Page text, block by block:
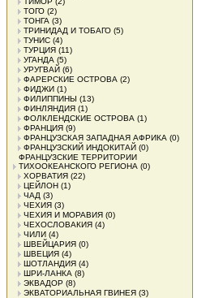
ТОГО (2)
ТОНГА (3)
ТРИНИДАД И ТОБАГО (5)
ТУНИС (4)
ТУРЦИЯ (11)
УГАНДА (5)
УРУГВАЙ (6)
ФАРЕРСКИЕ ОСТРОВА (2)
ФИДЖИ (1)
ФИЛИППИНЫ (13)
ФИНЛЯНДИЯ (1)
ФОЛКЛЕНДСКИЕ ОСТРОВА (1)
ФРАНЦИЯ (9)
ФРАНЦУЗСКАЯ ЗАПАДНАЯ АФРИКА (0)
ФРАНЦУЗСКИЙ ИНДОКИТАЙ (0)
ФРАНЦУЗСКИЕ ТЕРРИТОРИИ
ТИХООКЕАНСКОГО РЕГИОНА (0)
ХОРВАТИЯ (22)
ЦЕЙЛОН (1)
ЧАД (3)
ЧЕХИЯ (3)
ЧЕХИЯ И МОРАВИЯ (0)
ЧЕХОСЛОВАКИЯ (4)
ЧИЛИ (4)
ШВЕЙЦАРИЯ (0)
ШВЕЦИЯ (4)
ШОТЛАНДИЯ (4)
ШРИ-ЛАНКА (8)
ЭКВАДОР (8)
ЭКВАТОРИАЛЬНАЯ ГВИНЕЯ (3)